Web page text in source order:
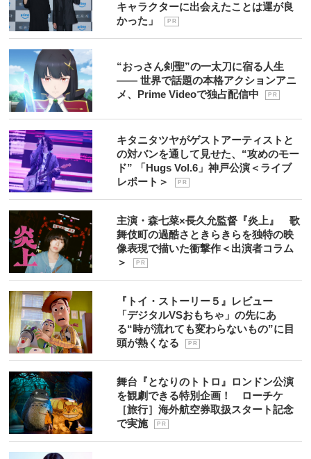
キャラクターに出会えたことは運が良
かった」
P R
“おっさん剣聖”の一太刀に宿る人生
―― 世界で話題の本格アクションアニ
メ、Prime Videoで独占配信中
P R
キタニタツヤがゲストアーティストと
の対バンを通して見せた、“攻めのモー
ド” 「Hugs Vol.6」神戸公演＜ライブ
レポート＞
P R
主演・森七菜×長久允監督『炎上』 歌
舞伎町の過酷さときらきらを独特の映
像表現で描いた衝撃作＜出演者コラム
＞
P R
『トイ・ストーリー５』レビュー
「デジタルVSおもちゃ」の先にあ
る“時が流れても変わらないもの”に目
頭が熱くなる
P R
舞台『となりのトトロ』ロンドン公演
を観劇できる特別企画！ ローチケ
［旅行］海外航空券取扱スタート記念
で実施
P R